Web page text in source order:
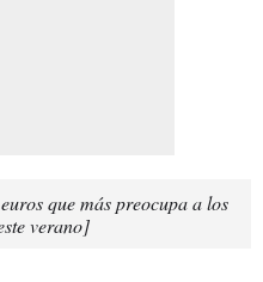
que más preocupa a los
verano]